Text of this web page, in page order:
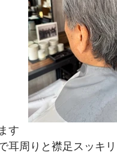
す
耳周りと襟足スッキ